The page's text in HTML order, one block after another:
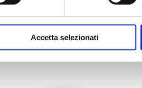
Accetta selezionati
Did
Share